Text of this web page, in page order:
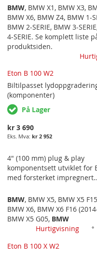
og 25 mm silkedome-
Høyttalere med flat flens for
montering i dørpanel med
innfesting i front. Se
"kompabilitetsoversikt" i
"nedlastinger"-fanen for å
hvilket sett som passer i
din bil og i hvilken
bilen. Utviklet og produsert
Tyskland.
BMW, BMW X1 , BMW X3,
BMW X6, BMW Z4, BMW 1-
BMW 2-SERIE, BMW 3-SERIE
4-SERIE. Se komplett liste
produktsiden.
Eton B 100 W2
Biltilpasset
(komponenter)
På Lager
kr 3 690
kr 2 952
4" (100 mm) plug & play
komponentsett utviklet for
med forsterket impregnert
og 25 mm silkedome-
Passer i frontdørene på
F15 og F85 samt X6 F16.
med større kurv for å passe
X-modeller. Utviklet og
Tyskland.
BMW, BMW X5, BMW X5
BMW X6, BMW X6 F16
BMW X5 G05, BMW
Hurtigvisning
Eton B 100 X W2